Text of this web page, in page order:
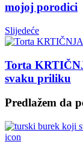
mojoj porodici
Slijedeće
Torta
svaku priliku
Predlažem da
icon